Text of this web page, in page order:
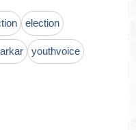
election
youthvoice